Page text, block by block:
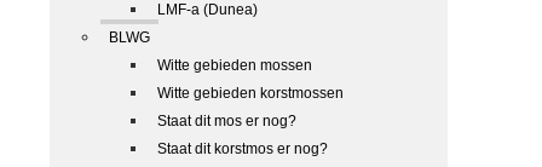
LMF-a (Dunea)
BLWG
Witte gebieden mossen
Witte gebieden korstmossen
Staat dit mos er nog?
Staat dit korstmos er nog?